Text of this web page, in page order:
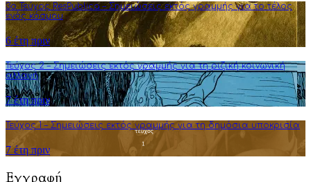
3o Τεύχος ResPublica – Σημειώσεις εκτός γραμμής για το τέλος
ενός κόσμου
6 έτη πριν
Τεύχος 2 – Σημειώσεις εκτός γραμμής για τη ριζική κοινωνική
αλλαγή
7 έτη πριν
Τεύχος 1 – Σημειώσεις εκτός γραμμής για τη δημόσια υποκρισία
7 έτη πριν
Εγγραφή